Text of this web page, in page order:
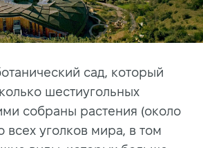
сад, который
шестиугольных
собраны растения (около
всех уголков мира, в том